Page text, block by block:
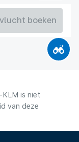
boeken
is niet
van deze